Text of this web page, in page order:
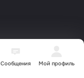
Сообщения Мой профиль